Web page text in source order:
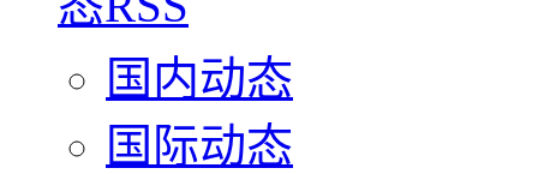
国内动态
国际动态